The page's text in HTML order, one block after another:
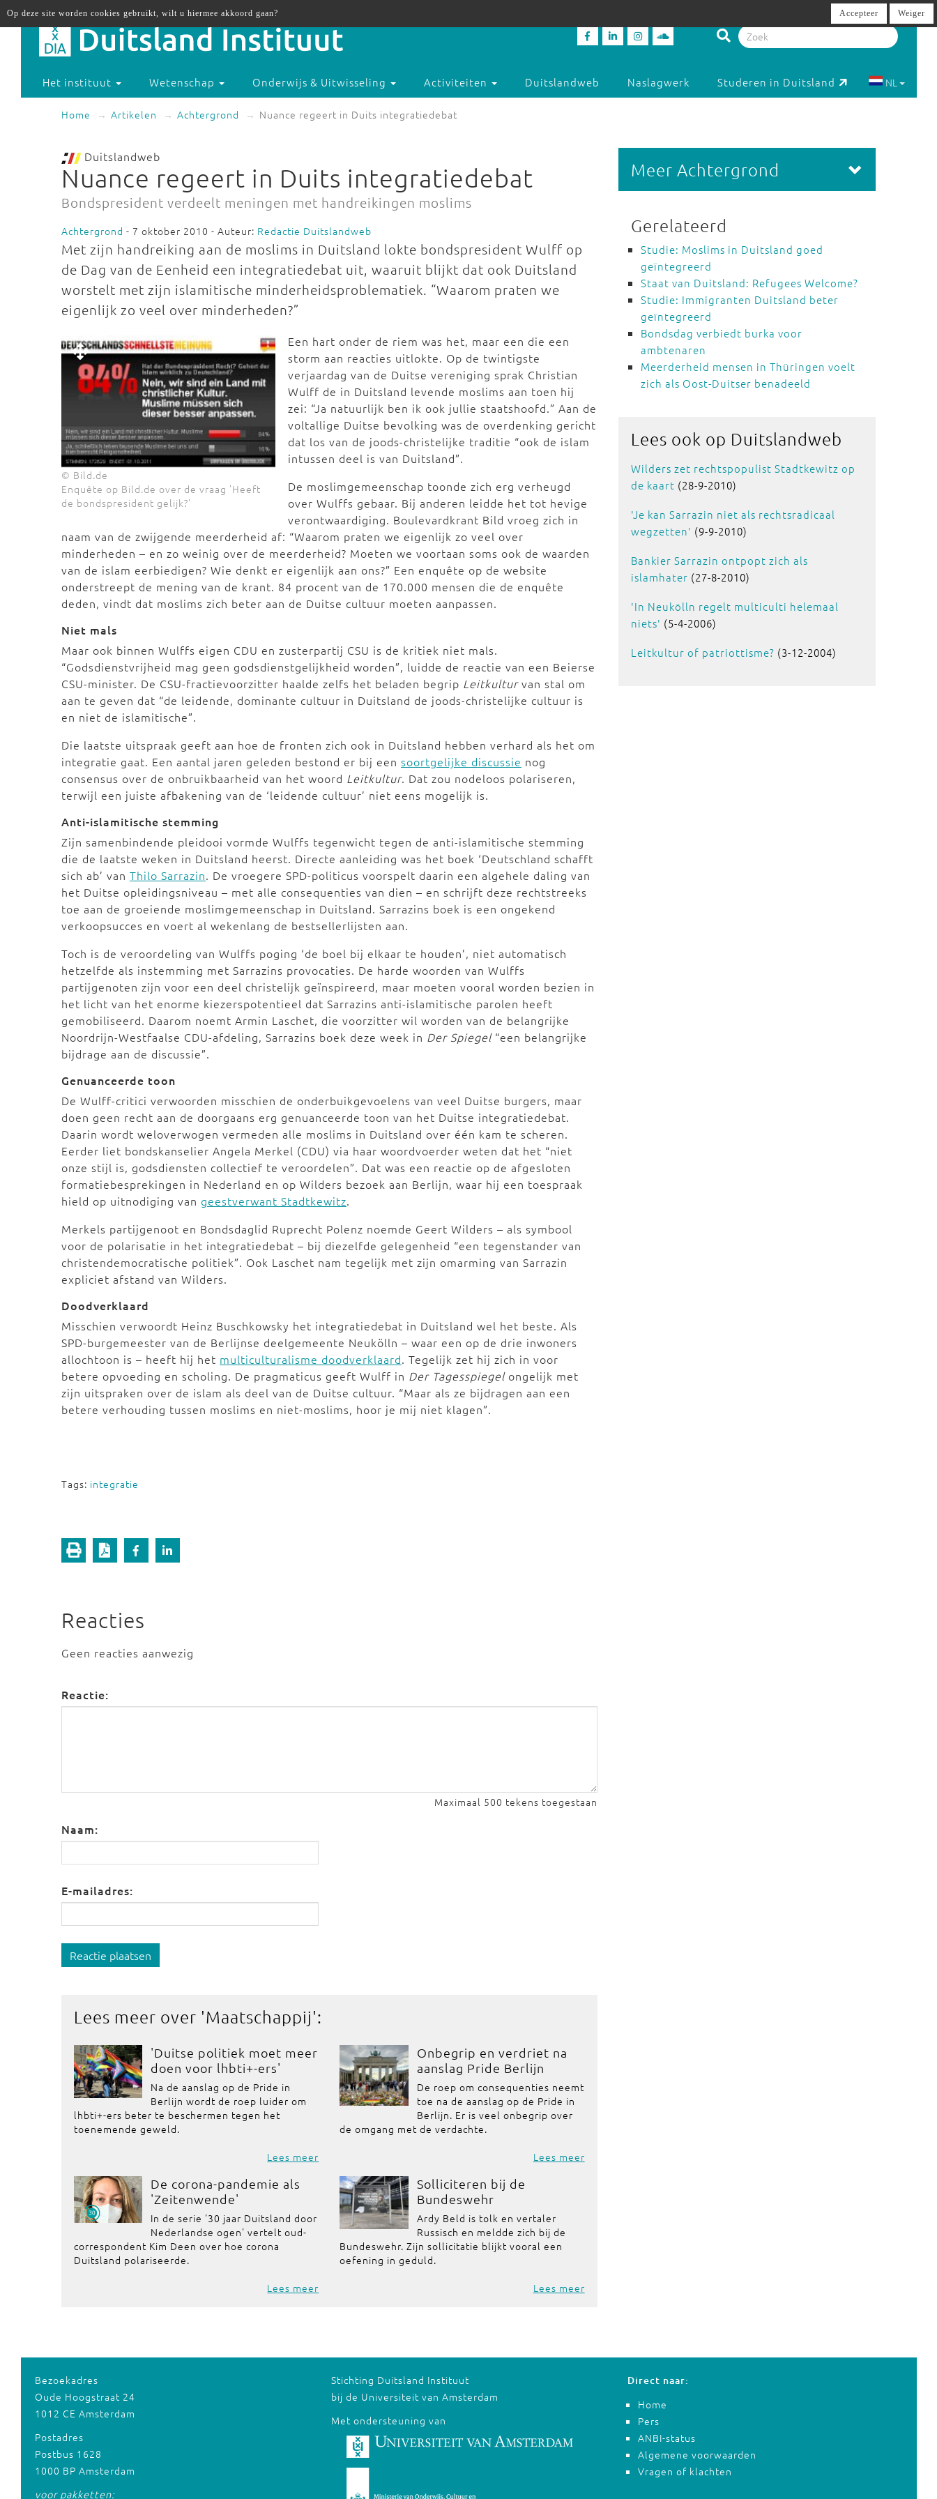
Het instituut Wetenschap Onderwijs & Uitwisseling Activiteiten Duitslandweb Naslagwerk Studeren in Duitsland NL
Home Artikelen Achtergrond Nuance regeert in Duits integratiedebat
Duitslandweb
Nuance regeert in Duits integratiedebat
Bondspresident verdeelt meningen met handreikingen moslims
Achtergrond - 7 oktober 2010 - Auteur: Redactie Duitslandweb
Met zijn handreiking aan de moslims in Duitsland lokte bondspresident Wulff op
de Dag van de Eenheid een integratiedebat uit, waaruit blijkt dat ook Duitsland
worstelt met zijn islamitische minderheidsproblematiek. “Waarom praten we
eigenlijk zo veel over minderheden?”
© Bild.de
Enquête op Bild.de over de vraag 'Heeft
de bondspresident gelijk?'
Een hart onder de riem was het, maar een die een
storm aan reacties uitlokte. Op de twintigste
verjaardag van de Duitse vereniging sprak Christian
Wulff de in Duitsland levende moslims aan toen hij
zei: “Ja natuurlijk ben ik ook jullie staatshoofd.” Aan de
voltallige Duitse bevolking was de overdenking gericht
dat los van de joods-christelijke traditie “ook de islam
intussen deel is van Duitsland”.
De moslimgemeenschap toonde zich erg verheugd
over Wulffs gebaar. Bij anderen leidde het tot hevige
verontwaardiging. Boulevardkrant Bild vroeg zich in
naam van de zwijgende meerderheid af: “Waarom praten we eigenlijk zo veel over
minderheden – en zo weinig over de meerderheid? Moeten we voortaan soms ook de waarden
van de islam eerbiedigen? Wie denkt er eigenlijk aan ons?” Een enquête op de website
onderstreept de mening van de krant. 84 procent van de 170.000 mensen die de enquête
deden, vindt dat moslims zich beter aan de Duitse cultuur moeten aanpassen.
Niet mals
Maar ook binnen Wulffs eigen CDU en zusterpartij CSU is de kritiek niet mals.
“Godsdienstvrijheid mag geen godsdienstgelijkheid worden”, luidde de reactie van een Beierse
CSU-minister. De CSU-fractievoorzitter haalde zelfs het beladen begrip Leitkulturvan stal om
aan te geven dat “de leidende, dominante cultuur in Duitsland de joods-christelijke cultuur is
en niet de islamitische”.
Die laatste uitspraak geeft aan hoe de fronten zich ook in Duitsland hebben verhard als het om
integratie gaat. Een aantal jaren geleden bestond er bij een soortgelijke discussie nog
consensus over de onbruikbaarheid van het woord Leitkultur. Dat zou nodeloos polariseren,
terwijl een juiste afbakening van de ‘leidende cultuur’ niet eens mogelijk is.
Anti-islamitische stemming
Zijn samenbindende pleidooi vormde Wulffs tegenwicht tegen de anti-islamitische stemming
die de laatste weken in Duitsland heerst. Directe aanleiding was het boek ‘Deutschland schafft
sich ab’ van Thilo Sarrazin. De vroegere SPD-politicus voorspelt daarin een algehele daling van
het Duitse opleidingsniveau – met alle consequenties van dien – en schrijft deze rechtstreeks
toe aan de groeiende moslimgemeenschap in Duitsland. Sarrazins boek is een ongekend
verkoopsucces en voert al wekenlang de bestsellerlijsten aan.
Toch is de veroordeling van Wulffs poging ‘de boel bij elkaar te houden’, niet automatisch
hetzelfde als instemming met Sarrazins provocaties. De harde woorden van Wulffs
partijgenoten zijn voor een deel christelijk geïnspireerd, maar moeten vooral worden bezien in
het licht van het enorme kiezerspotentieel dat Sarrazins anti-islamitische parolen heeft
gemobiliseerd. Daarom noemt Armin Laschet, die voorzitter wil worden van de belangrijke
Noordrijn-Westfaalse CDU-afdeling, Sarrazins boek deze week in Der Spiegel“een belangrijke
bijdrage aan de discussie”.
Genuanceerde toon
De Wulff-critici verwoorden misschien de onderbuikgevoelens van veel Duitse burgers, maar
doen geen recht aan de doorgaans erg genuanceerde toon van het Duitse integratiedebat.
Daarin wordt weloverwogen vermeden alle moslims in Duitsland over één kam te scheren.
Eerder liet bondskanselier Angela Merkel (CDU) via haar woordvoerder weten dat het “niet
onze stijl is, godsdiensten collectief te veroordelen”. Dat was een reactie op de afgesloten
formatiebesprekingen in Nederland en op Wilders bezoek aan Berlijn, waar hij een toespraak
hield op uitnodiging van geestverwant Stadtkewitz.
Merkels partijgenoot en Bondsdaglid Ruprecht Polenz noemde Geert Wilders – als symbool
voor de polarisatie in het integratiedebat – bij diezelfde gelegenheid “een tegenstander van
christendemocratische politiek”. Ook Laschet nam tegelijk met zijn omarming van Sarrazin
expliciet afstand van Wilders.
Doodverklaard
Misschien verwoordt Heinz Buschkowsky het integratiedebat in Duitsland wel het beste. Als
SPD-burgemeester van de Berlijnse deelgemeente Neukölln – waar een op de drie inwoners
allochtoon is – heeft hij het multiculturalisme doodverklaard. Tegelijk zet hij zich in voor
betere opvoeding en scholing. De pragmaticus geeft Wulff in Der Tagesspiegelongelijk met
zijn uitspraken over de islam als deel van de Duitse cultuur. “Maar als ze bijdragen aan een
betere verhouding tussen moslims en niet-moslims, hoor je mij niet klagen”.
Tags: integratie
Reacties
Geen reacties aanwezig
Reactie:
Maximaal 500 tekens toegestaan
Naam:
E-mailadres:
Reactie plaatsen
Lees meer over 'Maatschappij':
'Duitse politiek moet meer
doen voor lhbti+-ers'
Na de aanslag op de Pride in
Berlijn wordt de roep luider om
lhbti+-ers beter te beschermen tegen het
toenemende geweld.
Lees meer
Onbegrip en verdriet na
aanslag Pride Berlijn
De roep om consequenties neemt
toe na de aanslag op de Pride in
Berlijn. Er is veel onbegrip over
de omgang met de verdachte.
Lees meer
De corona-pandemie als
'Zeitenwende'
In de serie '30 jaar Duitsland door
Nederlandse ogen' vertelt oud-
correspondent Kim Deen over hoe corona
Duitsland polariseerde.
Lees meer
Solliciteren bij de
Bundeswehr
Ardy Beld is tolk en vertaler
Russisch en meldde zich bij de
Bundeswehr. Zijn sollicitatie blijkt vooral een
oefening in geduld.
Lees meer
Meer Achtergrond
Gerelateerd
Studie: Moslims in Duitsland goed
geïntegreerd
Staat van Duitsland: Refugees Welcome?
Studie: Immigranten Duitsland beter
geïntegreerd
Bondsdag verbiedt burka voor
ambtenaren
Meerderheid mensen in Thüringen voelt
zich als Oost-Duitser benadeeld
Lees ook op Duitslandweb
Wilders zet rechtspopulist Stadtkewitz op
de kaart (28-9-2010)
'Je kan Sarrazin niet als rechtsradicaal
wegzetten' (9-9-2010)
Bankier Sarrazin ontpopt zich als
islamhater (27-8-2010)
'In Neukölln regelt multiculti helemaal
niets' (5-4-2006)
Leitkultur of patriottisme? (3-12-2004)
Bezoekadres
Oude Hoogstraat 24
1012 CE Amsterdam
Postadres
Postbus 1628
1000 BP Amsterdam
voor pakketten:
Stichting Duitsland Instituut
bij de Universiteit van Amsterdam
Met ondersteuning van
Direct naar:
Home
Pers
ANBI-status
Algemene voorwaarden
Vragen of klachten
Op deze site worden cookies gebruikt, wilt u hiermee akkoord gaan? Accepteer Weiger